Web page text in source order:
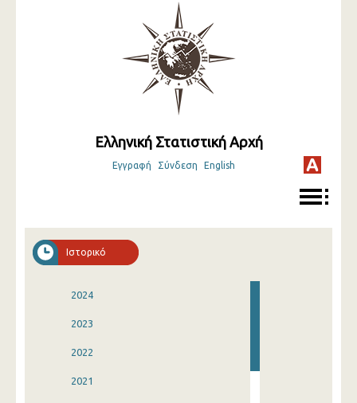
Ελληνική Στατιστική Αρχή
Εγγραφή Σύνδεση English
Ιστορικό
2024
2023
2022
2021